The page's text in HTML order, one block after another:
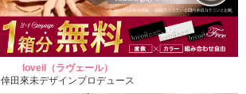
loveil（ラヴェール）
倖田來未デザインプロデュース